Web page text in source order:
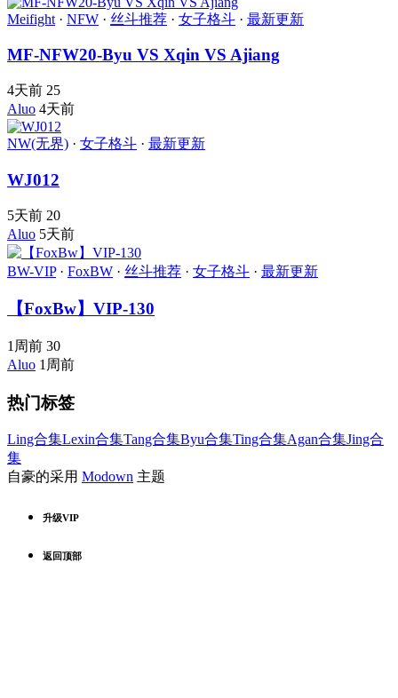
Meifight · NFW · 丝斗推荐 · 女子格斗 · 最新更新
MF-NFW20-Byu VS Xqin VS Ajiang
4天前 25
Aluo 4天前
NW(无界) · 女子格斗 · 最新更新
WJ012
5天前 20
Aluo 5天前
BW-VIP· FoxBW · 丝斗推荐 · 女子格斗 · 最新更新
【FoxBw】VIP-130
1周前 30
Aluo 1周前
热门标签
Ling合集Lexin合集Tang合集Byu合集Ting合集Agan合集Jing合
集
自豪的采用 Modown 主题
升级VIP
返回顶部